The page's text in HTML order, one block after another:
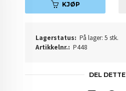
KJØP
Lagerstatus: På lager: 5 stk.
Artikkelnr.: P448
DEL DETTE